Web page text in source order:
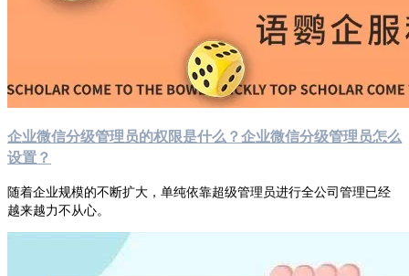
企业微信分级管理员的权限是什么？企业微信分级管理员怎么
设置？
随着企业规模的不断扩大，单纯依靠超级管理员进行全公司管理已经
越来越力不从心。